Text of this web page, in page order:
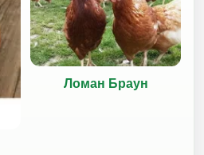
Ломан Браун